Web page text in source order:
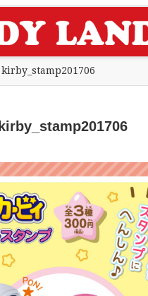
kirby_stamp201706
kirby_stamp201706